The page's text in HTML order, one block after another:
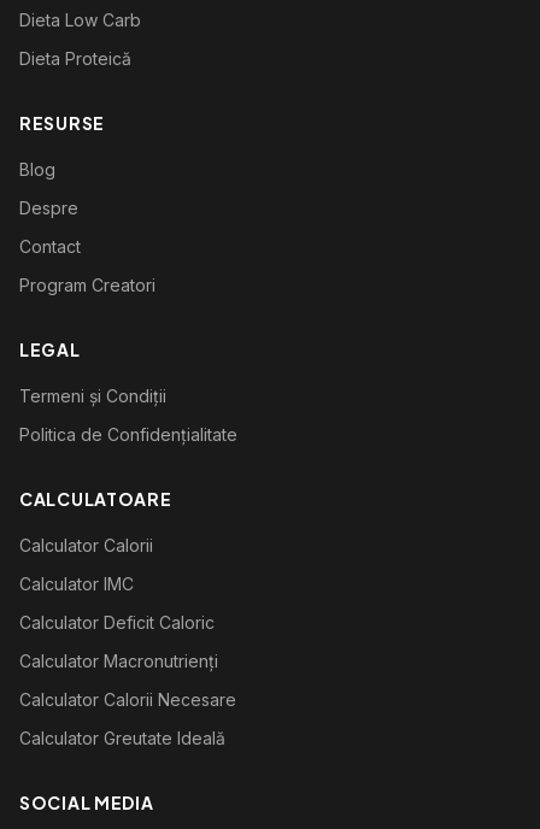
Dieta Low Carb
Dieta Proteică
RESURSE
Blog
Despre
Contact
Program Creatori
LEGAL
Termeni și Condiții
Politica de Confidențialitate
CALCULATOARE
Calculator Calorii
Calculator IMC
Calculator Deficit Caloric
Calculator Macronutrienți
Calculator Calorii Necesare
Calculator Greutate Ideală
SOCIAL MEDIA